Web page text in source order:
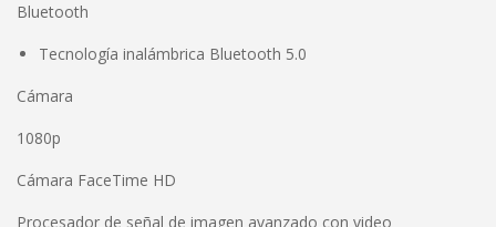
Bluetooth
Tecnología inalámbrica Bluetooth 5.0
Cámara
1080p
Cámara FaceTime HD
Procesador de señal de imagen avanzado con video